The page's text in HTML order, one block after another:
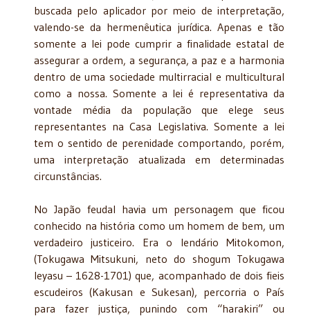
buscada pelo aplicador por meio de interpretação,
valendo-se da hermenêutica jurídica. Apenas e tão
somente a lei pode cumprir a finalidade estatal de
assegurar a ordem, a segurança, a paz e a harmonia
dentro de uma sociedade multirracial e multicultural
como a nossa. Somente a lei é representativa da
vontade média da população que elege seus
representantes na Casa Legislativa. Somente a lei
tem o sentido de perenidade comportando, porém,
uma interpretação atualizada em determinadas
circunstâncias.
No Japão feudal havia um personagem que ficou
conhecido na história como um homem de bem, um
verdadeiro justiceiro. Era o lendário Mitokomon,
(Tokugawa Mitsukuni, neto do shogum Tokugawa
Ieyasu – 1628-1701) que, acompanhado de dois fieis
escudeiros (Kakusan e Sukesan), percorria o País
para fazer justiça, punindo com “harakiri” ou